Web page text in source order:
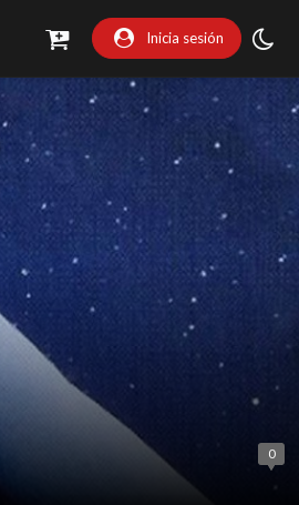
Inicia sesión
0